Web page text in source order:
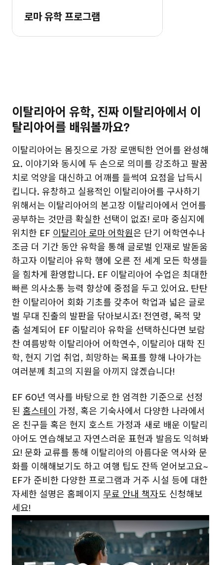
로마 유학 프로그램
이탈리아어 유학, 진짜 이탈리아에서 이
탈리아어를 배워볼까요?
이탈리아어는 몸짓으로 가장 로맨틱한 언어를 완성해
요. 이야기와 동시에 두 손으로 의미를 강조하고 팔꿈
치로 억양을 대신하고 어깨를 들썩여 요점을 납득시
킵니다. 유창하고 실용적인 이탈리아어를 구사하기
위해서는 이탈리아어의 본고장 이탈리아에서 언어를
공부하는 것만큼 확실한 선택이 없죠! 로마 중심지에
위치한 EF 이탈리아 로마 어학원 은 단기 어학연수나
조금 더 기간 동안 유학을 통해 글로벌 인재로 발돋움
하고자 이탈리아 유학 행에 오른 전 세계 모든 학생들
을 힘차게 환영합니다. EF 이탈리아어 수업은 최대한
빠른 의사소통 능력 향상에 중점을 두고 있어요. 탄탄
한 이탈리아어 회화 기초를 갖추어 학업과 넓은 글로
벌 무대 진출의 발판을 닦아보시죠! 전연령, 목적 맞
춤 설계되어 EF 이탈리아 유학을 선택하신다면 보람
찬 여름방학 이탈리아어 어학연수, 이탈리아 대학 진
학, 현지 기업 취업, 희망하는 목표를 향해 나아가는
여러분께 최고의 지원을 아끼지 않겠습니다!
EF 60년 역사를 바탕으로 한 엄격한 기준으로 선정
된 홈스테이
가정, 혹은 기숙사에서 다양한 나라에서
온 친구들 혹은 현지 호스트 가정과 새로 배운 이탈리
아어도 연습해보고 자연스러운 표현과 발음도 익혀봐
요! 문화 교류를 통해 이탈리아의 아름다운 역사와 문
화를 이해해보기도 하고 여행 팁도 잔뜩 얻어보고요~
EF가 준비한 다양한 프로그램과 거주 시설 등에 대한
자세한 설명은 홈페이지 무료 안내 책자도 신청해보
세요!
Play